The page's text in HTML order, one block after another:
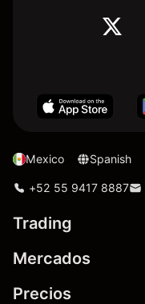
Mexico Spanish
+52 55 9417 8887
Trading
Mercados
Precios